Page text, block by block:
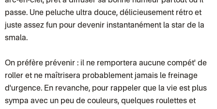
Lettre suivie (expédition La Poupette à Paillettes)
Colissimo suivi (expédition Toi-même)
Lettre suivie (expédition par Noémie, la créatrice)
Colissimo suivi (expédition Zebrabook)
Colissimo suivi (expédition Petit Coq)
Lettre suivie (expédition Les mots doux)
Colissimo suivi (expédition Papier Curieux)
Lettre Suivie (expédition Atelier Wagram)
Lettre suivie (expédition Atelier Aismée)
Colissimo suivi (expédition Mon Petit Poids)
passe. Une peluche ultra douce, délicieusement rétro et
juste assez fun pour devenir instantanément la star de la
smala.
On préfère prévenir : il ne remportera aucune compét' de
roller et ne maîtrisera probablement jamais le freinage
d'urgence. En revanche, pour rappeler que la vie est plus
sympa avec un peu de couleurs, quelques roulettes et